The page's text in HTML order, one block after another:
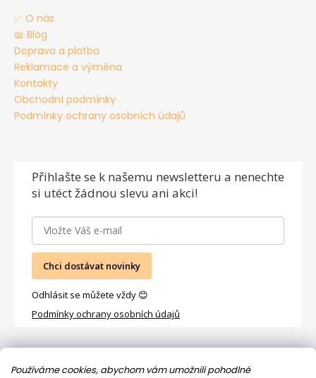
Používáme cookies, abychom vám umožnili pohodlné
✅ O nás
📖 Blog
Doprava a platba
Reklamace a výměna
Kontakty
Obchodní podmínky
Podmínky ochrany osobních údajů
Přihlašte se k našemu newsletteru a nenechte
si utéct žádnou slevu ani akci!
Chci dostávat novinky
Odhlásit se můžete vždy 😊
Podmínky ochrany osobních údajů
Facebook